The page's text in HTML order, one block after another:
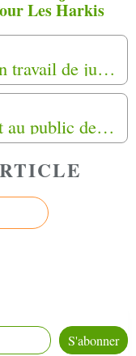
Les Harkis
retour en arrière les harkis un travail de justice et de mémoire
Permanence (réunion) ouvert au public de L’Association Départementale Harkis Dordogne Veuves et Orphelins